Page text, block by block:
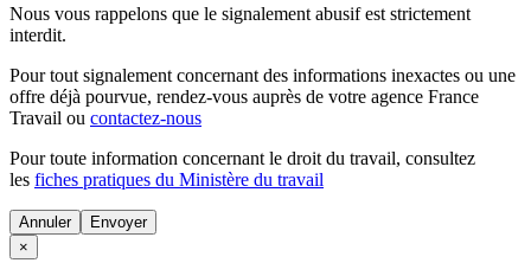
Nous vous rappelons que le signalement abusif est strictement
interdit.
Pour tout signalement concernant des informations inexactes ou une
offre déjà pourvue, rendez-vous auprès de votre agence France
Travail ou contactez-nous
Pour toute information concernant le droit du travail, consultez
les fiches pratiques du Ministère du travail
Annuler
×